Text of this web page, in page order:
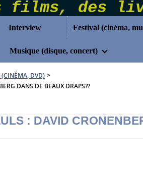
Interview
Musique (disque, concert)
(CINÉMA, DVD) >
DANS DE BEAUX DRAPS??
: DAVID